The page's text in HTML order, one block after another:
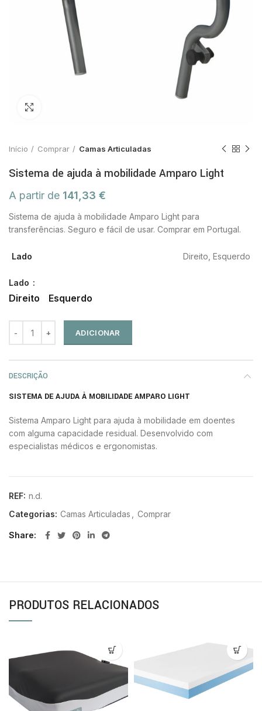
Início Comprar Camas Articuladas
Sistema de ajuda à mobilidade Amparo Light
A partir de 141,33 €
Sistema de ajuda à mobilidade Amparo Light para
transferências. Seguro e fácil de usar. Comprar em Portugal.
Lado Direito, Esquerdo
Lado
Direito Esquerdo
ADICIONAR
DESCRIÇÃO
SISTEMA DE AJUDA À MOBILIDADE AMPARO LIGHT
Sistema Amparo Light para ajuda à mobilidade em doentes
com alguma capacidade residual. Desenvolvido com
especialistas médicos e ergonomistas.
REF: n.d.
Categorias: Camas Articuladas Comprar
Share
PRODUTOS RELACIONADOS